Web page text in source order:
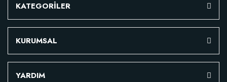
KATEGORİLER
KURUMSAL
YARDIM